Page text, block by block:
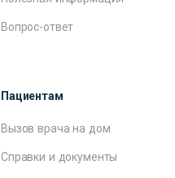
Вопрос-ответ
Пациентам
Вызов врача на дом
Справки и документы